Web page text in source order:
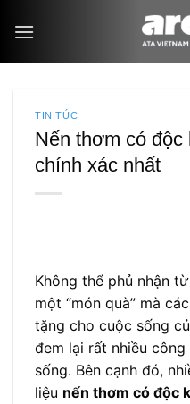
qua
TIN TỨC
Nến thơm có
chính xác nhất
Không thể phủ nhận
một “món quà” mà
tặng cho cuộc sống
đem lại rất nhiều
sống. Bên cạnh đó,
liệu nến thơm có độc